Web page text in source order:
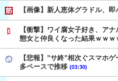
【画像】新人恵体グラドル、
【衝撃】ワイ腐女子好き、ア
態女と仲良くなった結果ｗｗｗ
【悲報】”サ終”相次ぐスマホ
多ペースで推移 (03:30)